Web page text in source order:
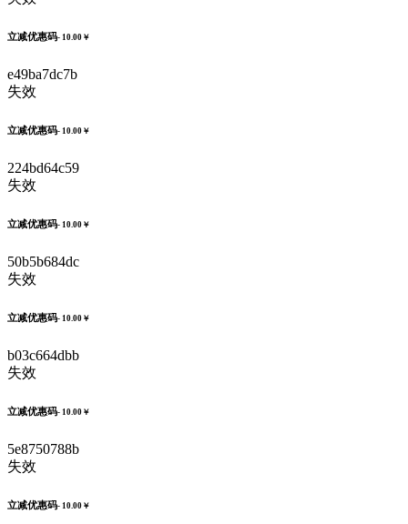
立减优惠码- 10.00￥
e49ba7dc7b
失效
立减优惠码- 10.00￥
224bd64c59
失效
立减优惠码- 10.00￥
50b5b684dc
失效
立减优惠码- 10.00￥
b03c664dbb
失效
立减优惠码- 10.00￥
5e8750788b
失效
立减优惠码- 10.00￥